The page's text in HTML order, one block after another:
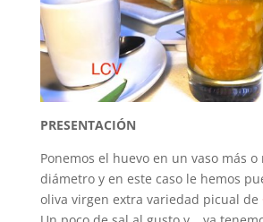
PRESENTACIÓN
Ponemos el huevo en un vaso más o
diámetro y en este caso le hemos
oliva virgen extra variedad picual de